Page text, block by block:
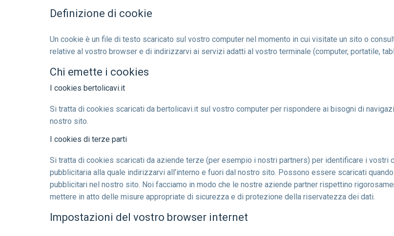
Definizione di cookie
Un cookie è un file di testo scaricato sul vostro computer nel momento in cui visitate un sito o
relative al vostro browser e di indirizzarvi ai servizi adatti al vostro terminale (computer, portatile,
Chi emette i cookies
I cookies bertolicavi.it
Si tratta di cookies scaricati da bertolicavi.it sul vostro computer per rispondere ai bisogni di
nostro sito.
I cookies di terze parti
Si tratta di cookies scaricati da aziende terze (per esempio i nostri partners) per identificare i vostri
pubblicitaria alla quale indirizzarvi all’interno e fuori dal nostro sito. Possono essere scaricati
pubblicitari nel nostro sito. Noi facciamo in modo che le nostre aziende partner rispettino
mettere in atto delle misure appropriate di sicurezza e di protezione della riservatezza dei dati.
Impostazioni del vostro browser internet